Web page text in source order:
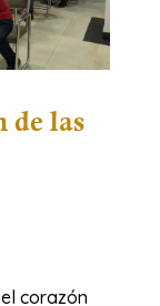
de las
corazón